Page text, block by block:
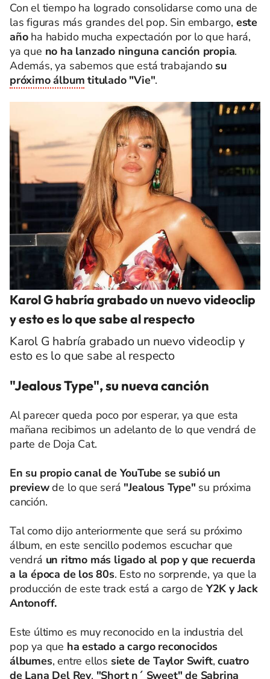
Con el tiempo ha logrado consolidarse como una de
las figuras más grandes del pop. Sin embargo, este
añoha habido mucha expectación por lo que hará,
ya que no ha lanzado ninguna canción propia.
Además, ya sabemos que está trabajando su
próximo álbum titulado "Vie".
Karol G habría grabado un nuevo videoclip
y esto es lo que sabe al respecto
Karol G habría grabado un nuevo videoclip y
esto es lo que sabe al respecto
"Jealous Type", su nueva canción
Al parecer queda poco por esperar, ya que esta
mañana recibimos un adelanto de lo que vendrá de
parte de Doja Cat.
En su propio canal de YouTube se subió un
previewde lo que será "Jealous Type" su próxima
canción.
Tal como dijo anteriormente que será su próximo
álbum, en este sencillo podemos escuchar que
vendrá un ritmo más ligado al pop y que recuerda
a la época de los 80s. Esto no sorprende, ya que la
producción de este track está a cargo deY2K y Jack
Antonoff.
Este último es muy reconocido en la industria del
pop ya que ha estado a cargo reconocidos
álbumes, entre ellos siete de Taylor Swift,cuatro
de Lana Del Rey, "Short n´ Sweet" de Sabrina